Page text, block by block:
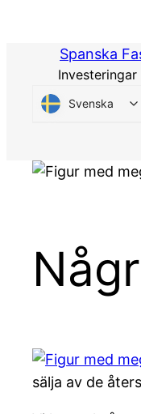
Spanska
Svenska
sälja av de